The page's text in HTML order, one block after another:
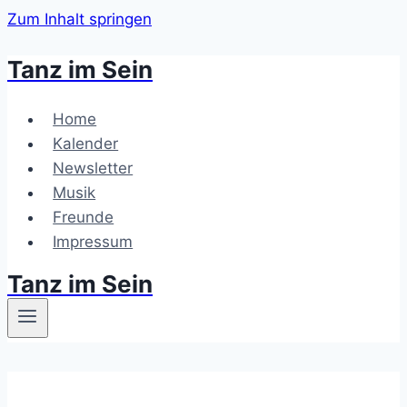
Zum Inhalt springen
Tanz im Sein
Home
Kalender
Newsletter
Musik
Freunde
Impressum
Tanz im Sein